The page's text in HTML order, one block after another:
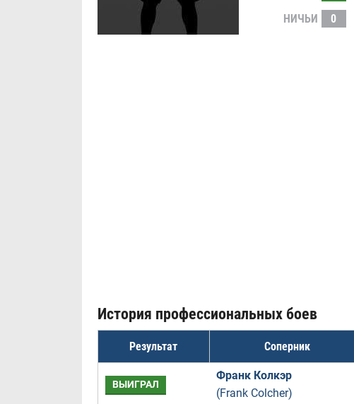
НИЧЬИ 0
История профессиональных боев
Результат Соперник
ВЫИГРАЛ
Франк Колкэр
(Frank Colcher)